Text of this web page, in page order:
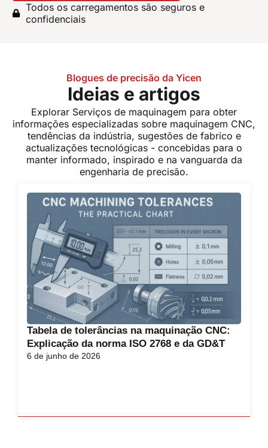
Todos os carregamentos são seguros e
confidenciais
Blogues de precisão da Yicen
Ideias e artigos
Explorar Serviços de maquinagem para obter
informações especializadas sobre maquinagem CNC,
tendências da indústria, sugestões de fabrico e
actualizações tecnológicas - concebidas para o
manter informado, inspirado e na vanguarda da
engenharia de precisão.
Tabela de tolerâncias na maquinação CNC:
Explicação da norma ISO 2768 e da GD&T
6 de junho de 2026